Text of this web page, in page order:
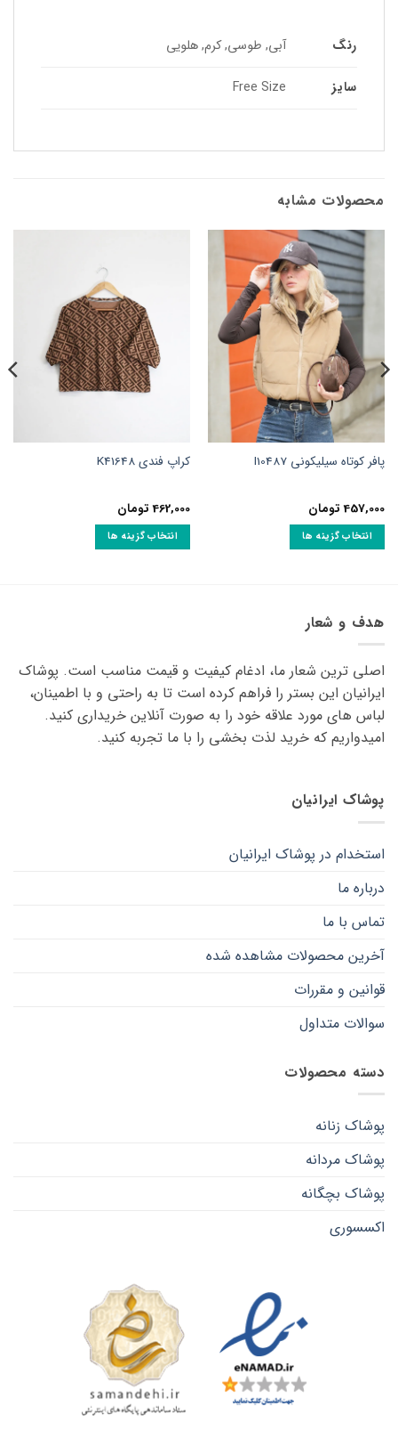
رنگ آبی, طوسی, کرم, هلویی
سایز Free Size
محصولات مشابه
پافر کوتاه سیلیکونی I10487
457,000 تومان
انتخاب گزینه ها
انواع
مختلفی
می
باشد.
گزینه
ها
ممکن
است
محصول
انتخاب
کراپ فندی K41648
462,000 تومان
انتخاب گزینه ها
باشد.
گزینه
ممکن
است
هدف و شعار
اصلی ترین شعار ما، ادغام کیفیت و قیمت مناسب است. پوشاک
ایرانیان این بستر را فراهم کرده است تا به راحتی و با اطمینان،
لباس های مورد علاقه ‌خود را به صورت آنلاین خریداری کنید.
امیدواریم که خرید لذت ‌بخشی را با ما تجربه کنید.
پوشاک ایرانیان
استخدام در پوشاک ایرانیان
درباره ما
تماس با ما
آخرین محصولات مشاهده شده
قوانین و مقررات
سوالات متداول
دسته محصولات
پوشاک زنانه
پوشاک مردانه
پوشاک بچگانه
اکسسوری